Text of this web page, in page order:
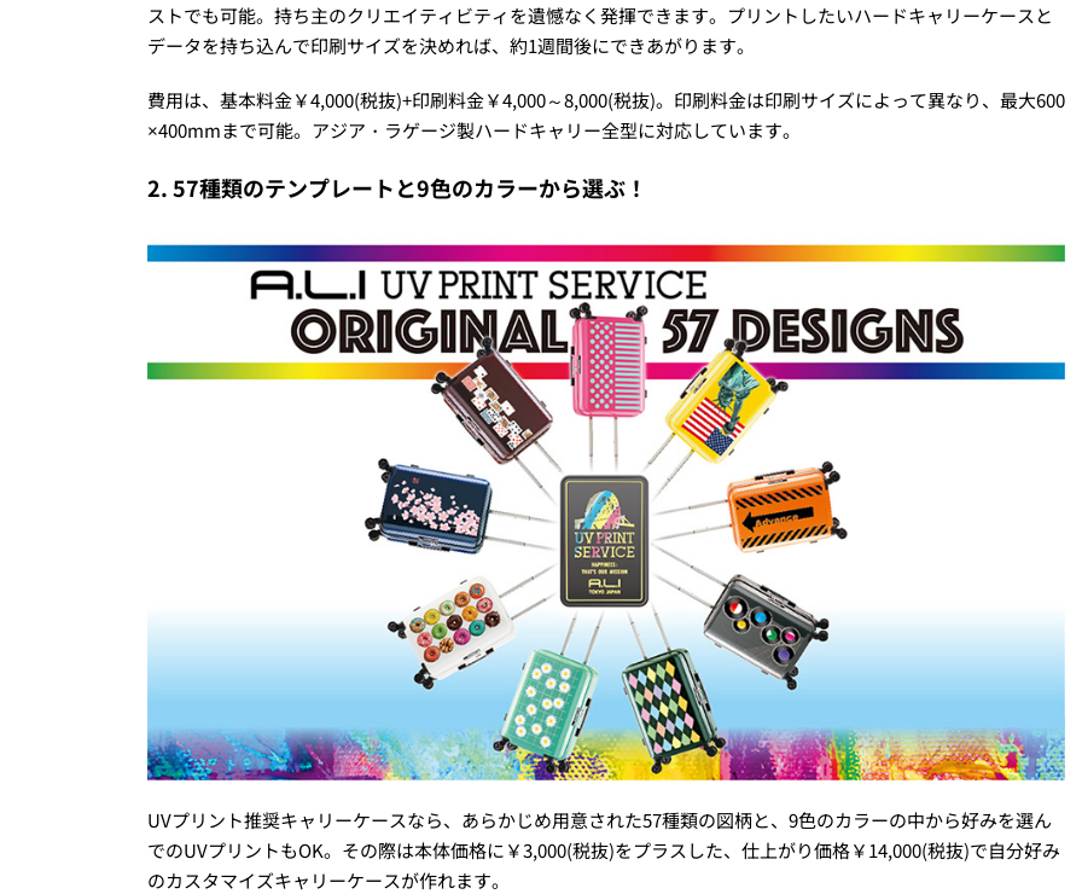
ストでも可能。持ち主のクリエイティビティを遺憾なく発揮できます。プリントしたいハードキャリーケースと
データを持ち込んで印刷サイズを決めれば、約1週間後にできあがります。
費用は、基本料金￥4,000(税抜)+印刷料金￥4,000～8,000(税抜)。印刷料金は印刷サイズによって異なり、最大600
×400mmまで可能。アジア・ラゲージ製ハードキャリー全型に対応しています。
2. 57種類のテンプレートと9色のカラーから選ぶ！
UVプリント推奨キャリーケースなら、あらかじめ用意された57種類の図柄と、9色のカラーの中から好みを選ん
でのUVプリントもOK。その際は本体価格に￥3,000(税抜)をプラスした、仕上がり価格￥14,000(税抜)で自分好み
のカスタマイズキャリーケースが作れます。